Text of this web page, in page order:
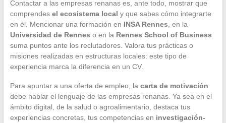
Contactar a las empresas renanas es, ante todo, mostrar que
comprendes el ecosistema local y que sabes cómo integrarte
en él. Mencionar una formación en INSA Rennes , en la
Universidad de Rennes o en la Rennes School of Business
suma puntos ante los reclutadores. Valora tus prácticas o
misiones realizadas en estructuras locales: este tipo de
experiencia marca la diferencia en un CV.
Para apuntar a una oferta de empleo, la carta de motivación
debe hablar el lenguaje de las empresas renanas. Ya sea en el
ámbito digital, de la salud o agroalimentario, destaca tus
experiencias concretas, tus competencias en investigación-